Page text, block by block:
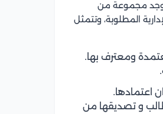
يوجد مجموعة من
المطلوبة، وتتمثل
ومعترف بها.
اعتمادها.
و تصديقها من